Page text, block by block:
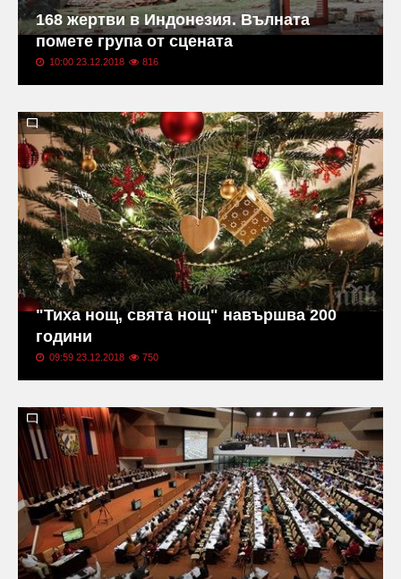
168 жертви в Индонезия. Вълната
помете група от сцената
10:00 23.12.2018 816
"Тиха нощ, свята нощ" навършва 200
години
09:59 23.12.2018 750